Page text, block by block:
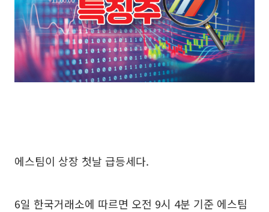
에스팀이 상장 첫날 급등세다.
6일 한국거래소에 따르면 오전 9시 4분 기준 에스팀